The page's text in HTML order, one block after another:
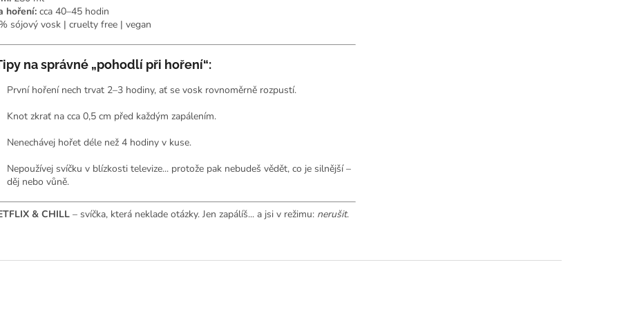
hoření: cca 40–45 hodin
sójový vosk | cruelty free | vegan
na správné „pohodlí při hoření“:
První hoření nech trvat 2–3 hodiny, ať se vosk rovnoměrně rozpustí.
Knot zkrať na cca 0,5 cm před každým zapálením.
Nenechávej hořet déle než 4 hodiny v kuse.
Nepoužívej svíčku v blízkosti televize... protože pak nebudeš vědět, co je silnější –
děj nebo vůně.
& CHILL – svíčka, která neklade otázky. Jen zapálíš... a jsi v režimu: nerušit.